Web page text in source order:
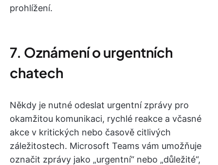
prohlížení.
7. Oznámení o urgentních
chatech
Někdy je nutné odeslat urgentní zprávy pro
okamžitou komunikaci, rychlé reakce a včasné
akce v kritických nebo časově citlivých
záležitostech. Microsoft Teams vám umožňuje
označit zprávy jako „urgentní“ nebo „důležité“,